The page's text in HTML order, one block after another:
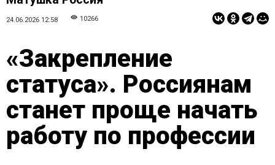
24.06.2026 12:58 10266
«Закрепление
статуса». Россиянам
станет проще начать
работу по профессии